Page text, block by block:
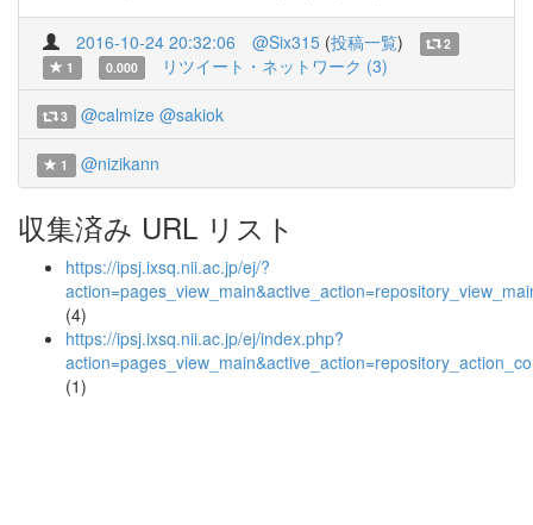
2016-10-24 20:32:06 @Six315 (投稿一覧)
2
1
0.000 リツイート・ネットワーク (3)
3 @calmize @sakiok
1 @nizikann
収集済み URL リスト
https://ipsj.ixsq.nii.ac.jp/ej/?
(4)
https://ipsj.ixsq.nii.ac.jp/ej/index.php?
(1)